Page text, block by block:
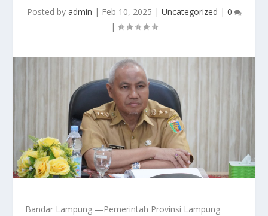
Posted by admin | Feb 10, 2025 | Uncategorized | 0
|
Bandar Lampung —Pemerintah Provinsi Lampung